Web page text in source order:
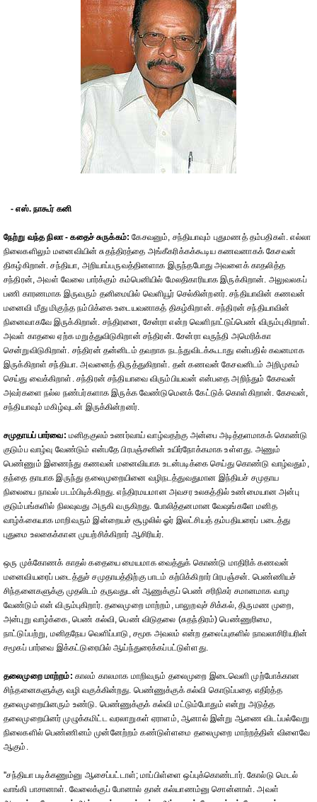
- எஸ். நாகூர் கனி
நேற்று வந்த நிலா - கதைச் சுருக்கம்: கேசவனும், சந்தியாவும் புதுமணத் தம்பதிகள். எல்லா
நிலைகளிலும் மனைவியின் சுதந்திரத்தை அங்கீகரிக்கக்கூடிய கணவனாகக் கேசவன்
திகழ்கிறான். சந்தியா, அறியாப்பருவத்தினளாக இருந்தபோது அவளைக் காதலித்த
சந்திரன், அவள் வேலை பார்க்கும் கம்பெனியில் மேலதிகாரியாக இருக்கிறான். அலுவலகப்
பணி காரணமாக இருவரும் தனிமையில் வெளியூர் செல்கின்றனர். சந்தியாவின் கணவன்
மனைவி மீது மிகுந்த நம்பிக்கை உடையவனாகத் திகழ்கிறான். சந்திரன் சந்தியாவின்
நினைவாகவே இருக்கிறான். சந்திரனை, சேன்ரா என்ற வெளிநாட்டுப்பெண் விரும்புகிறாள்.
அவள் காதலை ஏற்க மறுத்துவிடுகிறான் சந்திரன். சேன்ரா வருந்தி அமெரிக்கா
சென்றுவிடுகிறாள். சந்திரன் தன்னிடம் தவறாக நடந்துவிடக்கூடாது என்பதில் கவனமாக
இருக்கிறாள் சந்தியா. அவனைத் திருத்துகிறாள். தன் கணவன் கேசவனிடம் அறிமுகம்
செய்து வைக்கிறாள். சந்திரன் சந்தியாவை விரும்பியவன் என்பதை அறிந்தும் கேசவன்
அவர்களை நல்ல நண்பர்களாக இருக்க வேண்டுமெனக் கேட்டுக் கொள்கிறான். கேசவன்,
சந்தியாவும் மகிழ்வுடன் இருக்கின்றனர்.
சமுதாயப் பார்வை: மனிதகுலம் உணர்வாய் வாழ்வதற்கு அன்பை அடித்தளமாகக் கொண்டு
குடும்ப வாழ்வு வேண்டும் என்பதே பிரபஞ்சனின் உயிர்நோக்கமாக உள்ளது. அணும்
பெண்ணும் இணைந்து கணவன் மனைவியாக உடன்படிக்கை செய்து கொண்டு வாழ்வதும்,
தந்தை தாயாக இருந்து தலைமுறையினை வழிநடத்துவதுமான இந்தியச் சமுதாய
நிலையை நாவல் படம்பிடிக்கிறது. எந்திரமயமான அவசர உலகத்தில் உண்மையான அன்பு
குடும்பங்களில் நிலவுவது அருகி வருகிறது. போலித்தனமான வேஷங்களே மனித
வாழ்க்கையாக மாறிவரும் இன்றையச் சூழலில் ஓர் இலட்சியத் தம்பதியரைப் படைத்து
புதுமை உலகைக்கான முயற்சிக்கிறார் ஆசிரியர்.
ஒரு முக்கோணக் காதல் கதையை மையமாக வைத்துக் கொண்டு மாதிரிக் கணவன்
மனைவியரைப் படைத்துச் சமுதாயத்திற்கு பாடம் கற்பிக்கிறார் பிரபஞ்சன். பெண்ணியச்
சிந்தனைகளுக்கு முதலிடம் தருவதுடன் ஆணுக்குப் பெண் சரிநிகர் சமானமாக வாழ
வேண்டும் என் விரும்புகிறார். தலைமுறை மாற்றம், பாலுறவுச் சிக்கல், திருமண முறை,
அன்புறு வாழ்க்கை, பெண் கல்வி, பெண் விடுதலை (சுதந்திரம்) பெண்ணுரிமை,
நாட்டுப்பற்று, மனிதநேய வெளிப்பாடு, சமூக அவலம் என்ற தலைப்புகளில் நாவலாசிரியரின்
சமூகப் பார்வை இக்கட்டுரையில் ஆய்ந்துரைக்கப்பட்டுள்ளது.
தலைமுறை மாற்றம்: காலம் காலமாக மாறிவரும் தலைமுறை இடைவெளி முற்போக்கான
சிந்தனைகளுக்கு வழி வகுக்கின்றது. பெண்ணுக்குக் கல்வி கொடுப்பதை எதிர்த்த
தலைமுறையினரும் உண்டு. பெண்ணுக்குக் கல்வி மட்டும்போதும் என்று அடுத்த
தலைமுறையினர் முழுக்கமிட்ட வரலாறுகள் ஏராளம், ஆனால் இன்று ஆணை விடப்பல்வேறு
நிலைகளில் பெண்ணினம் முன்னேற்றம் கண்டுள்ளமை தலைமுறை மாற்றத்தின் விளைவே
ஆகும்.
''சந்தியா படிக்கணும்னு ஆசைப்பட்டாள்; மாப்பிள்ளை ஒப்புக்கொண்டார். கோல்டு மெடல்
வாங்கி பாசானாள். வேலைக்குப் போனால் தான் கல்யாணம்னு சொன்னாள். அவள்